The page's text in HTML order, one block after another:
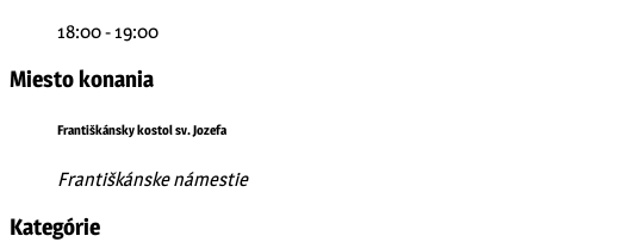
18:00 - 19:00
Miesto konania
Františkánsky kostol sv. Jozefa
Františkánske námestie
Kategórie